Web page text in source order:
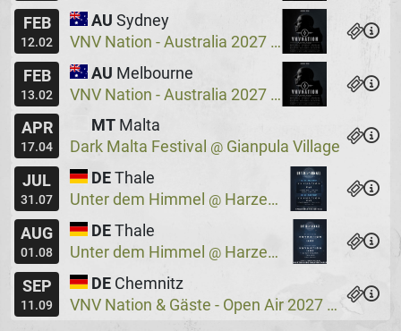
FEB
12.02
AU Sydney
VNV Nation - Australia 2027
@ Crowbar
FEB
13.02
AU Melbourne
VNV Nation - Australia 2027
@ Max Watts
APR
17.04
MT Malta
Dark Malta Festival @ Gianpula Village
JUL
31.07
DE Thale
Unter dem Himmel @ Harzer Bergtheater
AUG
01.08
DE Thale
Unter dem Himmel @ Harzer Bergtheater
SEP
11.09
DE Chemnitz
VNV Nation & Gäste - Open Air 2027
@